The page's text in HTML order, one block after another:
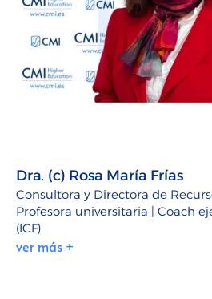
Dra. (c) Rosa María Frías
Consultora y Directora de
Profesora universitaria | Coach
(ICF)
ver más +